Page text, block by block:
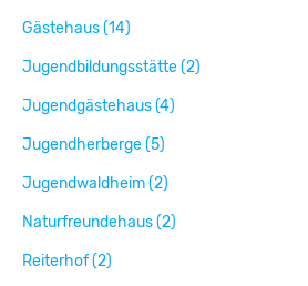
Gästehaus (14)
Jugendbildungsstätte (2)
Jugendgästehaus (4)
Jugendherberge (5)
Jugendwaldheim (2)
Naturfreundehaus (2)
Reiterhof (2)